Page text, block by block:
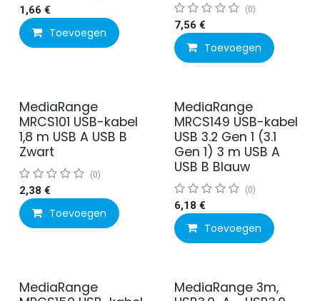
1,66 €
Toevoegen
(0)
7,56 €
Toevoegen
MediaRange
MRCS101 USB-kabel
1,8 m USB A USB B
Zwart
(0)
2,38 €
Toevoegen
MediaRange
MRCS149 USB-kabel
USB 3.2 Gen 1 (3.1
Gen 1) 3 m USB A
USB B Blauw
(0)
6,18 €
Toevoegen
MediaRange
MediaRange 3m,